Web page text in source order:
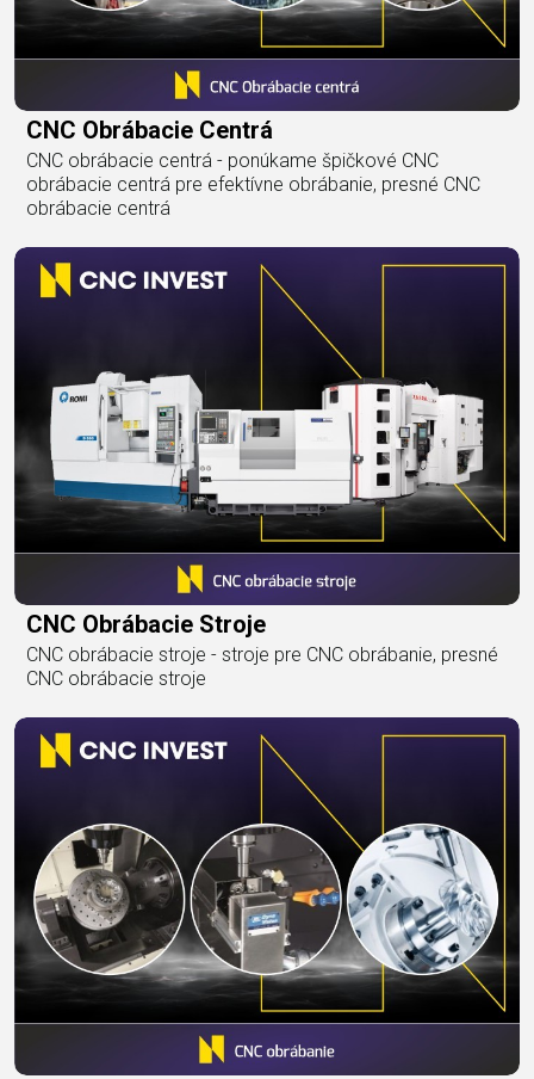
CNC Obrábacie Centrá
CNC obrábacie centrá - ponúkame špičkové CNC
obrábacie centrá pre efektívne obrábanie, presné CNC
obrábacie centrá
CNC Obrábacie Stroje
CNC obrábacie stroje - stroje pre CNC obrábanie, presné
CNC obrábacie stroje